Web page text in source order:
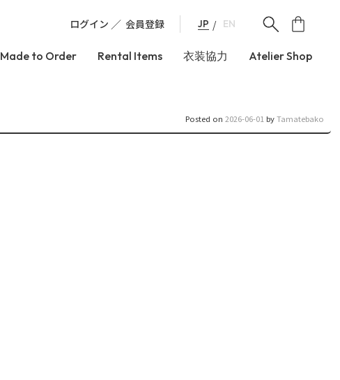
ログイン 会員登録 JP EN
Made to Order Rental Items 衣装協力 Atelier Shop
Posted on 2026-06-01 byTamatebako